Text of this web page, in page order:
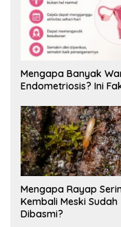
Mengapa Banyak
Endometriosis? Ini
Mengapa Rayap
Kembali Meski Sudah
Dibasmi?